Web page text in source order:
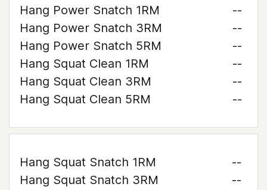
Hang Power Snatch 1RM
--
Hang Power Snatch 3RM
--
Hang Power Snatch 5RM
--
Hang Squat Clean 1RM
--
Hang Squat Clean 3RM
--
Hang Squat Clean 5RM
--
Hang Squat Snatch 1RM
--
Hang Squat Snatch 3RM
--